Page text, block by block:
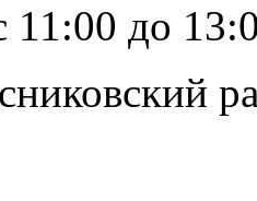
11:00 до